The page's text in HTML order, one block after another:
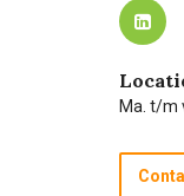
Ma. t/m